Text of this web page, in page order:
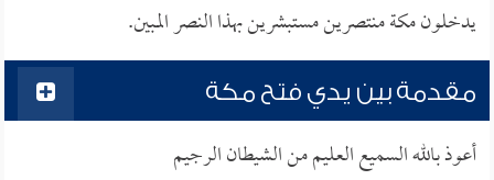
يدخلون مكة منتصرين مستبشرين بهذا النصر المبين.
مقدمة بين يدي فتح مكة
أعوذ بالله السميع العليم من الشيطان الرجيم